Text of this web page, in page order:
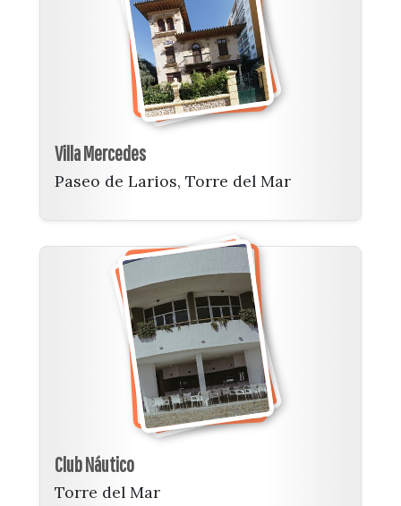
Villa Mercedes
Paseo de Larios, Torre del Mar
Club Náutico
Torre del Mar